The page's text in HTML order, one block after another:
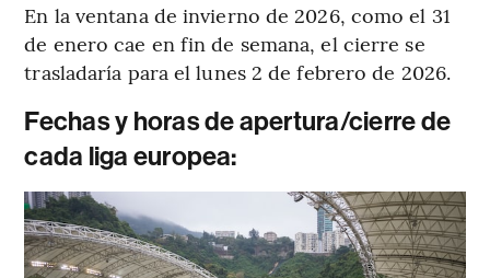
En la ventana de invierno de 2026, como el 31
de enero cae en fin de semana, el cierre se
trasladaría para el lunes 2 de febrero de 2026.
Fechas y horas de apertura/cierre de
cada liga europea: